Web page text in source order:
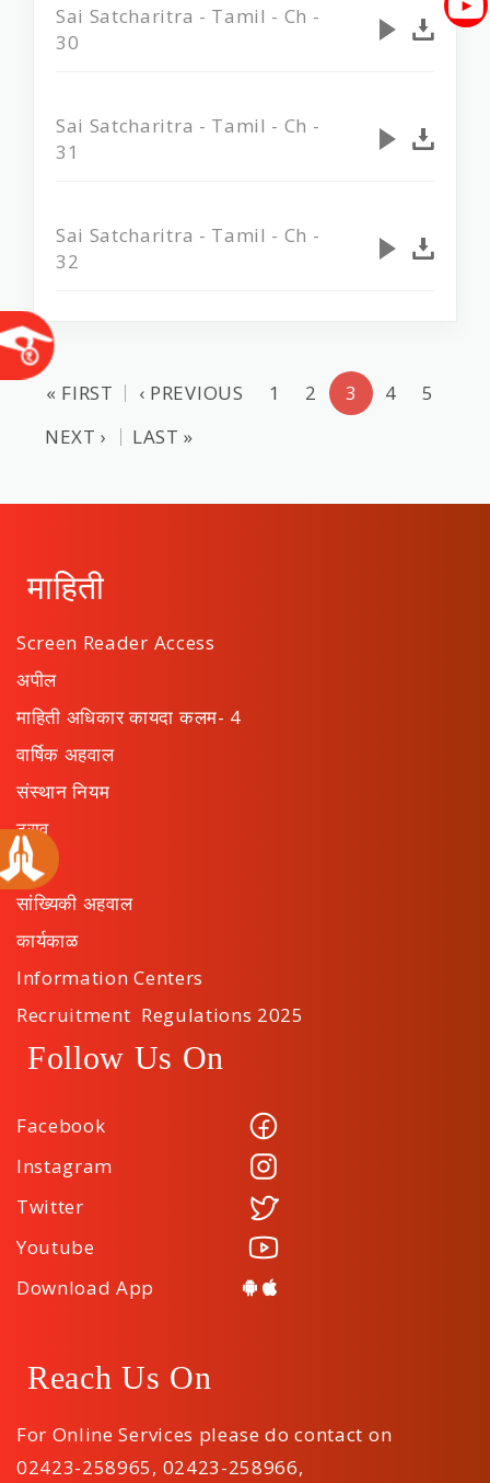
Sai Satcharitra - Tamil - Ch -
30
Sai Satcharitra - Tamil - Ch -
31
Sai Satcharitra - Tamil - Ch -
32
« FIRST ‹ PREVIOUS 1 2 3 4
5
NEXT ›
LAST »
माहिती
Screen Reader Access
अपील
माहिती अधिकार कायदा कलम- 4
वार्षिक अहवाल
संस्थान नियम
ठराव
सूचना
सांख्यिकी अहवाल
कार्यकाळ
Information Centers
Recruitment Regulations 2025
Follow Us On
Facebook
Instagram
Twitter
Youtube
Download App
Reach Us On
For Online Services please do contact on
02423-258965, 02423-258966,